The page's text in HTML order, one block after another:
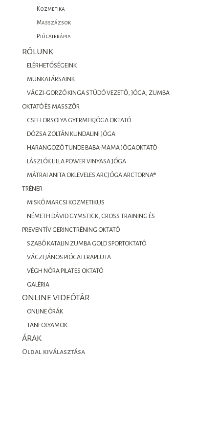
Kozmetika
Masszázsok
Piócaterápia
RÓLUNK
ELÉRHETŐSÉGEINK
MUNKATÁRSAINK
VÁCZI-GORZÓ KINGA STÚDÓ VEZETŐ, JÓGA, ZUMBA
OKTATÓ ÉS MASSZŐR
CSEH ORSOLYA GYERMEKJÓGA OKTATÓ
DÓZSA ZOLTÁN KUNDALINI JÓGA
HARANGOZÓ TÜNDE BABA-MAMA JÓGAOKTATÓ
LÁSZLÓK LILLA POWER VINYASA JÓGA
MÁTRAI ANITA OKLEVELES ARCJÓGA ARCTORNA®
TRÉNER
MISKÓ MARCSI KOZMETIKUS
NÉMETH DÁVID GYMSTICK, CROSS TRAINING ÉS
PREVENTÍV GERINCTRÉNING OKTATÓ
SZABÓ KATALIN ZUMBA GOLD SPORTOKTATÓ
VÁCZI JÁNOS PIÓCATERAPEUTA
VÉGH NÓRA PILATES OKTATÓ
GALÉRIA
ONLINE VIDEÓTÁR
ONLINE ÓRÁK
TANFOLYAMOK
ÁRAK
Oldal kiválasztása